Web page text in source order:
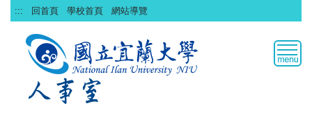
跳
到
::: 回首頁 學校首頁 網站導覽